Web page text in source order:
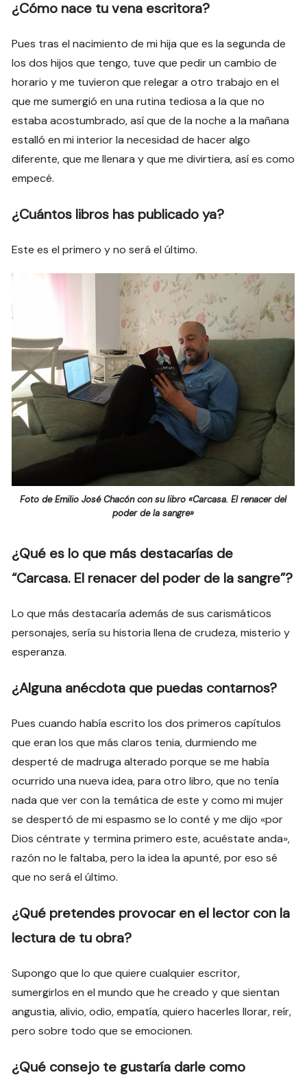
¿Cómo nace tu vena escritora?
Pues tras el nacimiento de mi hija que es la segunda de
los dos hijos que tengo, tuve que pedir un cambio de
horario y me tuvieron que relegar a otro trabajo en el
que me sumergió en una rutina tediosa a la que no
estaba acostumbrado, así que de la noche a la mañana
estalló en mi interior la necesidad de hacer algo
diferente, que me llenara y que me divirtiera, así es como
empecé.
¿Cuántos libros has publicado ya?
Este es el primero y no será el último.
Foto de Emilio José Chacón con su libro «Carcasa. El renacer del
poder de la sangre»
¿Qué es lo que más destacarías de
“Carcasa. El renacer del poder de la sangre”?
Lo que más destacaría además de sus carismáticos
personajes, sería su historia llena de crudeza, misterio y
esperanza.
¿Alguna anécdota que puedas contarnos?
Pues cuando había escrito los dos primeros capítulos
que eran los que más claros tenia, durmiendo me
desperté de madruga alterado porque se me había
ocurrido una nueva idea, para otro libro, que no tenía
nada que ver con la temática de este y como mi mujer
se despertó de mi espasmo se lo conté y me dijo «por
Dios céntrate y termina primero este, acuéstate anda»,
razón no le faltaba, pero la idea la apunté, por eso sé
que no será el último.
¿Qué pretendes provocar en el lector con la
lectura de tu obra?
Supongo que lo que quiere cualquier escritor,
sumergirlos en el mundo que he creado y que sientan
angustia, alivio, odio, empatía, quiero hacerles llorar, reír,
pero sobre todo que se emocionen.
¿Qué consejo te gustaría darle como